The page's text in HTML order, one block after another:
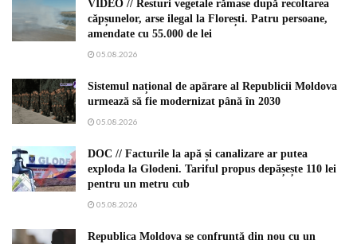
VIDEO // Resturi vegetale rămase după recoltarea
căpșunelor, arse ilegal la Florești. Patru persoane,
amendate cu 55.000 de lei
05.08.2026
Sistemul național de apărare al Republicii Moldova
urmează să fie modernizat până în 2030
05.08.2026
DOC // Facturile la apă și canalizare ar putea
exploda la Glodeni. Tariful propus depășește 110 lei
pentru un metru cub
05.08.2026
Republica Moldova se confruntă din nou cu un